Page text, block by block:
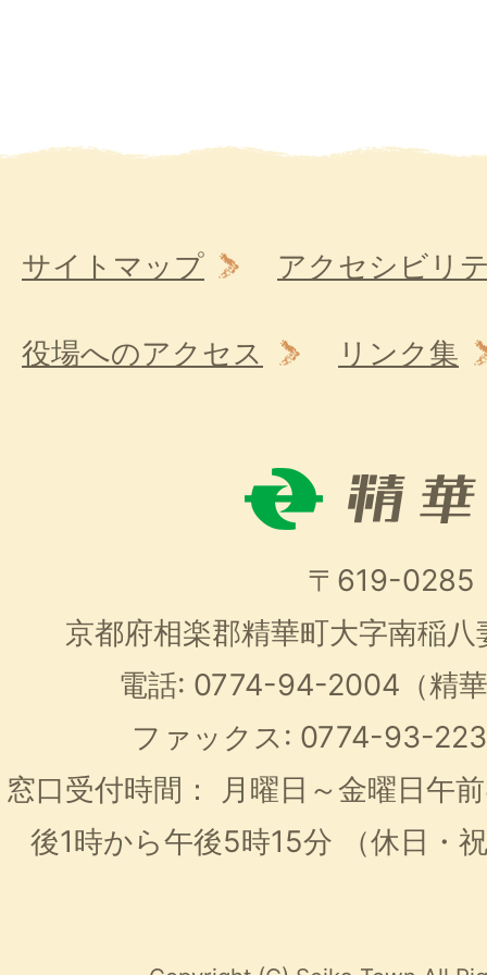
サイトマップ アクセシビリ
役場へのアクセス リンク集
〒619-0285
京都府相楽郡精華町大字南稲
電話: 0774-94-2004（精
ファックス: 0774-93-
窓口受付時間：
月曜日～金曜日午
後1時から午後5時15分
（休日・